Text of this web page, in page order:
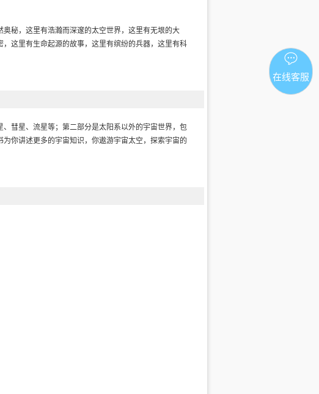
秘，这里有浩瀚而深邃的太空世界，这里有无垠的大
这里有生命起源的故事，这里有缤纷的兵器，这里有科
彗星、流星等；第二部分是太阳系以外的宇宙世界，包
你讲述更多的宇宙知识，你遨游宇宙太空，探索宇宙的
在线客服